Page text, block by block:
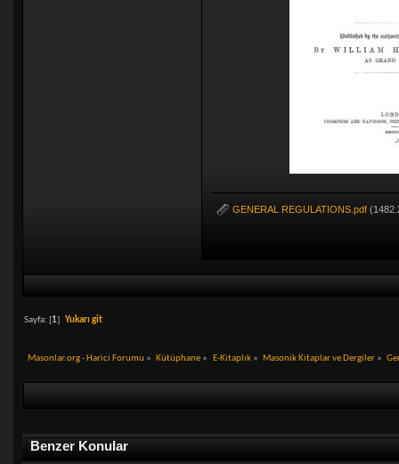
GENERAL REGULATIONS.pdf
Sayfa: [1] Yukarı git
Masonlar.org - Harici Forumu » Kütüphane » E-Kitaplık» Masonik Kitaplar ve Dergiler»
Benzer Konular